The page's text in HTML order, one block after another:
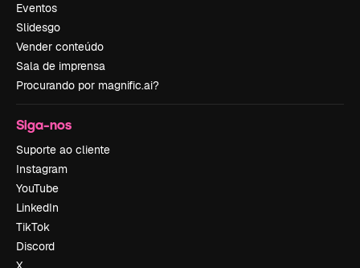
Eventos
Slidesgo
Vender conteúdo
Sala de imprensa
Procurando por magnific.ai?
Siga-nos
Suporte ao cliente
Instagram
YouTube
LinkedIn
TikTok
Discord